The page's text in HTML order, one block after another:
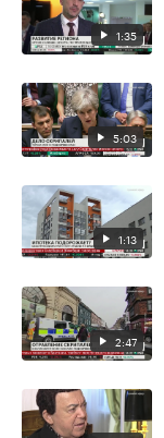
1:35
5:03
1:13
2:47